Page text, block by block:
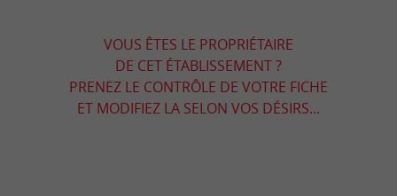
VOUS ÊTES LE PROPRIÉTAIRE
DE CET ÉTABLISSEMENT ?
PRENEZ LE CONTRÔLE DE VOTRE FICHE
ET MODIFIEZ LA SELON VOS DÉSIRS...